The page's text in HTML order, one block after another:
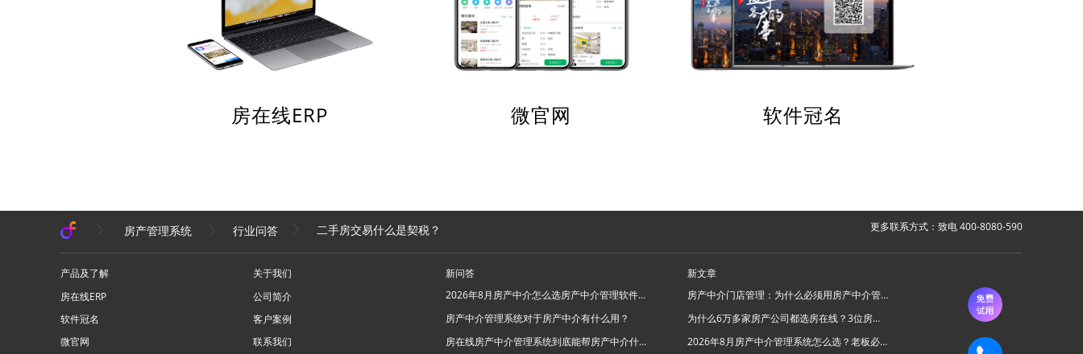
房在线ERP 微官网 软件冠名
房产管理系统 行业问答 二手房交易什么是契税？ 更多联系方式：致电 400-8080-590
产品及了解
房在线ERP
软件冠名
微官网
关于我们
公司简介
客户案例
联系我们
新问答
2026年8月房产中介怎么选房产中介管理软件系统？
房产中介管理系统对于房产中介有什么用？
房在线房产中介管理系统到底能帮房产中介什么忙？
新文章
房产中介门店管理：为什么必须用房产中介管理系统？
为什么6万多家房产公司都选房在线？3位房产中介老板的真实心声
2026年8月房产中介管理系统怎么选？老板必看的“避坑六步法”